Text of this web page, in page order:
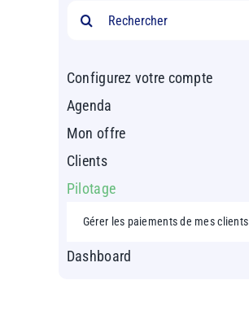
Rechercher:
Configurez votre compte
Agenda
Mon offre
Clients
Pilotage
Gérer les paiements de mes clients
Dashboard